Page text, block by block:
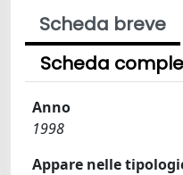
Scheda breve
Scheda
Anno
1998
Appare nelle